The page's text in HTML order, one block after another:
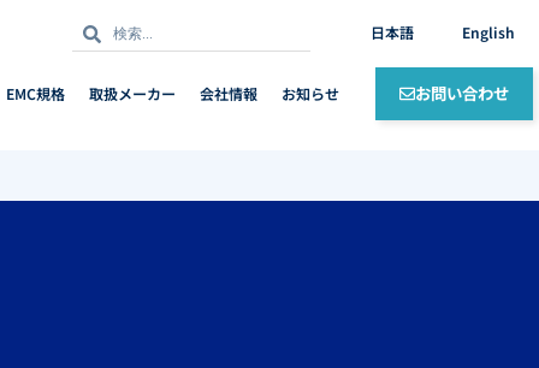
索 索
日本語 English
EMC規格 取扱メーカー 会社情報 お知らせ お問い合わせ